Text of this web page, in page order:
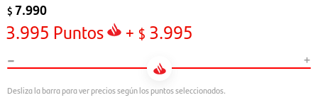
$ 7.990
3.995 Puntos + $ 3.995
- +